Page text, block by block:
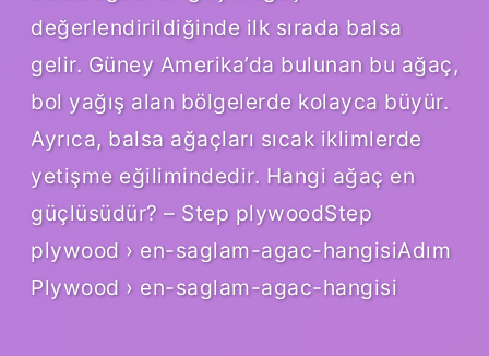
değerlendirildiğinde ilk sırada balsa
gelir. Güney Amerika’da bulunan bu ağaç,
bol yağış alan bölgelerde kolayca büyür.
Ayrıca, balsa ağaçları sıcak iklimlerde
yetişme eğilimindedir. Hangi ağaç en
güçlüsüdür? – Step plywoodStep
plywood › en-saglam-agac-hangisiAdım
Plywood › en-saglam-agac-hangisi